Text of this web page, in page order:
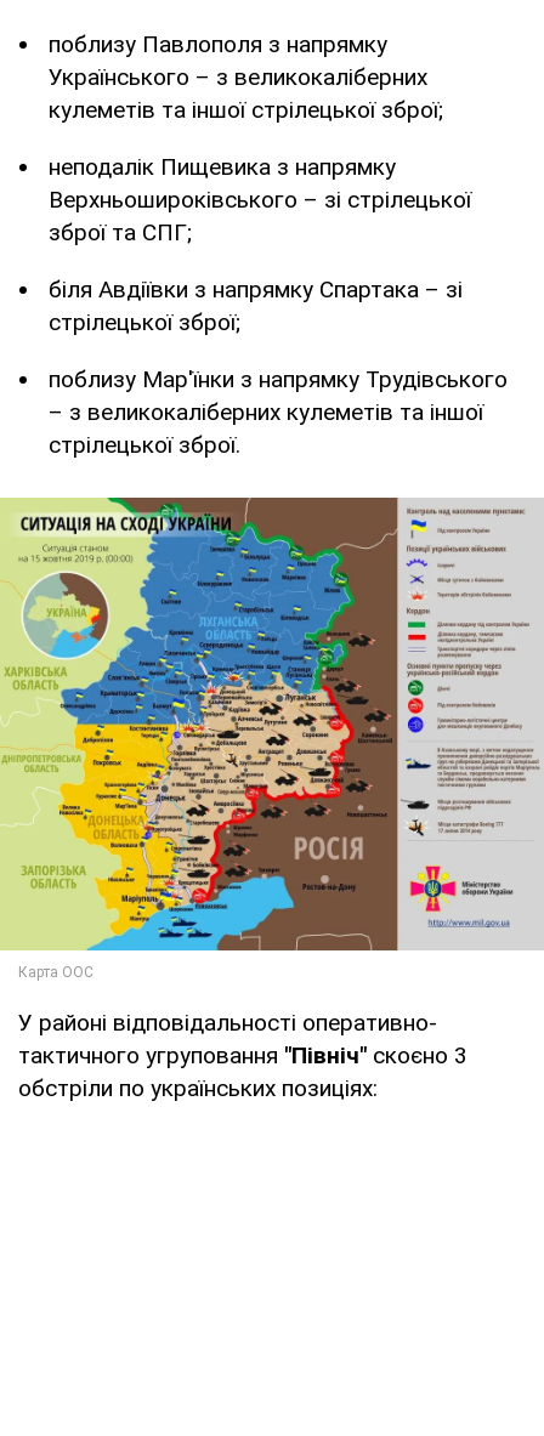
поблизу Павлополя з напрямку
Українського – з великокаліберних
кулеметів та іншої стрілецької зброї;
неподалік Пищевика з напрямку
Верхньошироківського – зі стрілецької
зброї та СПГ;
біля Авдіївки з напрямку Спартака – зі
стрілецької зброї;
поблизу Мар'їнки з напрямку Трудівського
– з великокаліберних кулеметів та іншої
стрілецької зброї.
У районі відповідальності оперативно-
тактичного угруповання "Північ" скоєно 3
обстріли по українських позиціях: